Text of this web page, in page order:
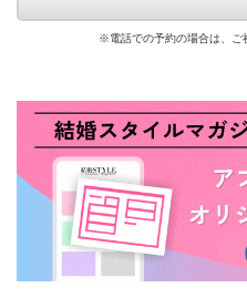
※電話での予約の場合は、ご